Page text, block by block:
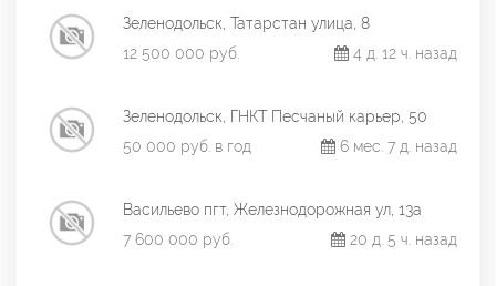
Зеленодольск, Татарстан улица, 8
12 500 000 руб.
4 д. 12 ч. назад
Зеленодольск, ГНКТ Песчаный карьер, 50
50 000 руб. в год
6 мес. 7 д. назад
Васильево пгт, Железнодорожная ул, 13а
7 600 000 руб.
20 д. 5 ч. назад